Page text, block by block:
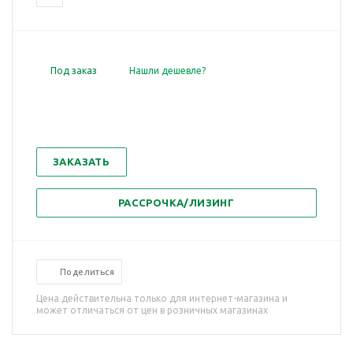
Под заказ Нашли дешевле?
ЗАКАЗАТЬ
РАССРОЧКА/ЛИЗИНГ
Поделиться
Цена действительна только для интернет-магазина и
может отличаться от цен в розничных магазинах